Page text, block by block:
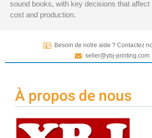
sound books, with key decisions that affect
cost and production.
Besoin de notre aide ? Contactez
seller@ybj-printing.com
À propos de nous